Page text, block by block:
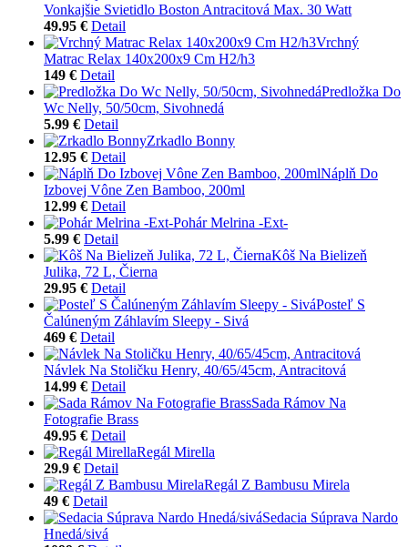
Vonkajšie Svietidlo Boston Antracitová Max. 30 Watt
49.95 € Detail
Vrchný
Matrac Relax 140x200x9 Cm H2/h3
149 € Detail
Predložka Do
Wc Nelly, 50/50cm, Sivohnedá
5.99 € Detail
Zrkadlo Bonny
12.95 € Detail
Náplň Do
Izbovej Vône Zen Bamboo, 200ml
12.99 € Detail
Pohár Melrina -Ext-
5.99 € Detail
Kôš Na Bielizeň
Julika, 72 L, Čierna
29.95 € Detail
Posteľ S
Čalúneným Záhlavím Sleepy - Sivá
469 € Detail
Návlek Na Stoličku Henry, 40/65/45cm, Antracitová
14.99 € Detail
Sada Rámov Na
Fotografie Brass
49.95 € Detail
Regál Mirella
29.9 € Detail
Regál Z Bambusu Mirela
49 € Detail
Sedacia Súprava Nardo
Hnedá/sivá